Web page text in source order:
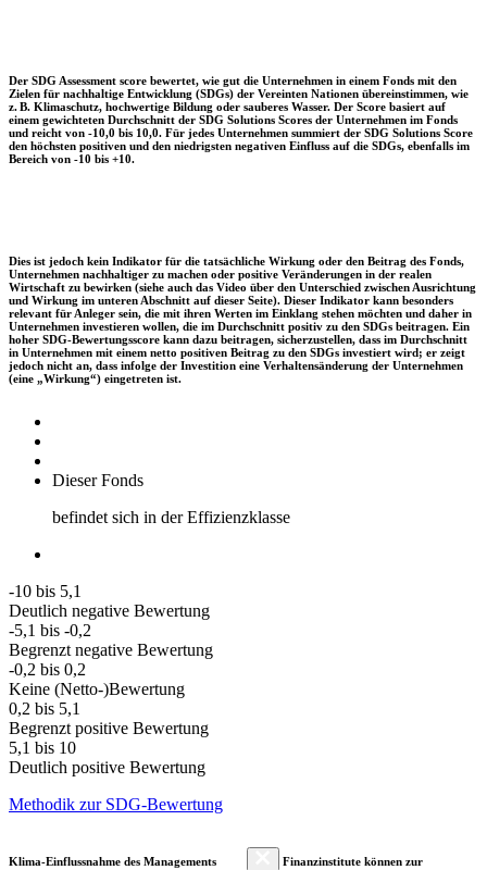
Der SDG Assessment score bewertet, wie gut die Unternehmen in einem Fonds mit den
Zielen für nachhaltige Entwicklung (SDGs) der Vereinten Nationen übereinstimmen, wie
z. B. Klimaschutz, hochwertige Bildung oder sauberes Wasser. Der Score basiert auf
einem gewichteten Durchschnitt der SDG Solutions Scores der Unternehmen im Fonds
und reicht von -10,0 bis 10,0. Für jedes Unternehmen summiert der SDG Solutions Score
den höchsten positiven und den niedrigsten negativen Einfluss auf die SDGs, ebenfalls im
Bereich von -10 bis +10.
Dies ist jedoch kein Indikator für die tatsächliche Wirkung oder den Beitrag des Fonds,
Unternehmen nachhaltiger zu machen oder positive Veränderungen in der realen
Wirtschaft zu bewirken (siehe auch das Video über den Unterschied zwischen Ausrichtung
und Wirkung im unteren Abschnitt auf dieser Seite). Dieser Indikator kann besonders
relevant für Anleger sein, die mit ihren Werten im Einklang stehen möchten und daher in
Unternehmen investieren wollen, die im Durchschnitt positiv zu den SDGs beitragen. Ein
hoher SDG-Bewertungsscore kann dazu beitragen, sicherzustellen, dass im Durchschnitt
in Unternehmen mit einem netto positiven Beitrag zu den SDGs investiert wird; er zeigt
jedoch nicht an, dass infolge der Investition eine Verhaltensänderung der Unternehmen
(eine „Wirkung“) eingetreten ist.
Dieser Fonds
befindet sich in der Effizienzklasse
-10 bis 5,1
Deutlich negative Bewertung
-5,1 bis -0,2
Begrenzt negative Bewertung
-0,2 bis 0,2
Keine (Netto-)Bewertung
0,2 bis 5,1
Begrenzt positive Bewertung
5,1 bis 10
Deutlich positive Bewertung
Methodik zur SDG-Bewertung
Klima-Einflussnahme des Managements
Finanzinstitute können zur